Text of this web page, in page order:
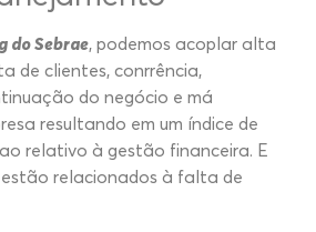
do Sebrae, podemos acoplar alta
de clientes, conrrência,
do negócio e má
resultando em um índice de
relativo à gestão financeira. E
relacionados à falta de